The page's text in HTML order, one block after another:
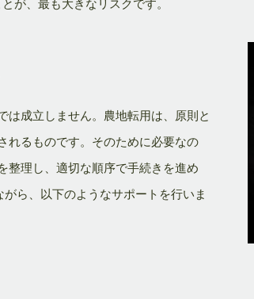
が、最も大きなリスクです。
は成立しません。農地転用は、原則と
れるものです。そのために必要なの
整理し、適切な順序で手続きを進め
ら、以下のようなサポートを行いま